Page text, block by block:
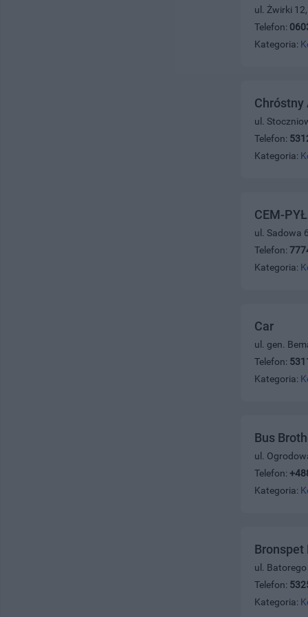
ul. Żwirki
Telefon:
Kategoria:
Chróstny
ul.
Telefon:
Kategoria:
CEM-PYŁ
ul. Sadowa
Telefon:
Kategoria:
Car
ul. gen.
Telefon:
Kategoria:
Bus
ul.
Telefon:
Kategoria:
Bronspet
ul.
Telefon:
Kategoria: